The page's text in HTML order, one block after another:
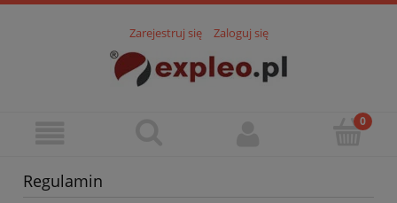
Zarejestruj się Zaloguj się
Regulamin